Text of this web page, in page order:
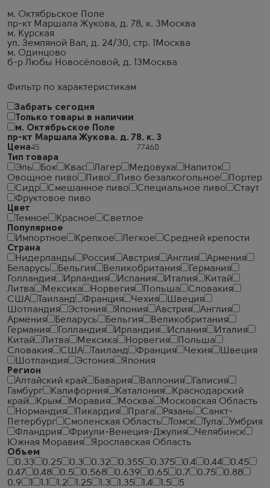
Фильтр по характеристикам
Забрать сегодня
Только товары в наличии
м. Октябрьское Поле
пр-кт Маршала Жукова. д. 78. к. 3
Цена
Тип товара
Эль
Бок Квас Лагер Медовуха
Напиток
Овощное пиво
Пиво Пиво безалкогольное
Портер
Сидр
Смешанное пиво Специальное пиво
Стаут
Фруктовое пиво
Цвет
Темное
Красное
Светлое
Популярное
Импортное
Крепкое Легкое
Средней крепости
Страна
Нидерланды
Россия Австрия Англия
Армения
Беларусь
Бельгия Великобритания
Германия
Голландия
Ирландия Испания Италия
Китай
Литва
Мексика Норвегия Польша
Словакия
США
Таиланд Франция Чехия
Швеция
Шотландия
Эстония Япония Австрия
Англия
Армения
Беларусь Бельгия
Великобритания
Германия
Голландия Ирландия Испания
Италия
Китай
Литва Мексика Норвегия
Польша
Словакия
США Таиланд Франция Чехия
Швеция
Шотландия
Эстония
Япония
Регион
Алтайский край
Бавария Валлония
Галисия
Гамбург
Калифорния Каталония
Краснодарский
край
Крым Моравия Москва
Московская Область
Нормандия
Пикардия Прага Рязань
Санкт-
Петербург
Смоленская Область Томск Тула
Умбрия
Фландрия
Фриули-Венеция-Джулия
Челябинск
Южная Моравия
Ярославская Область
Объем
0.33
0.25 0.3 0.32 0.355 0.375 0.4 0.44
0.45
0.47
0.48 0.5 0.568 0.639 0.65 0.7 0.75
0.88
0.9
1.1 1.2 1.25 1.3 1.35 1.4 1.5 5
м. Октябрьское Поле
пр-кт Маршала Жукова, д. 78, к. 3 Москва
м. Курская
ул. Земляной Вал, д. 24/30, стр. 1
Москва
м. Одинцово
б-р Любы Новосёловой, д. 13 Москва